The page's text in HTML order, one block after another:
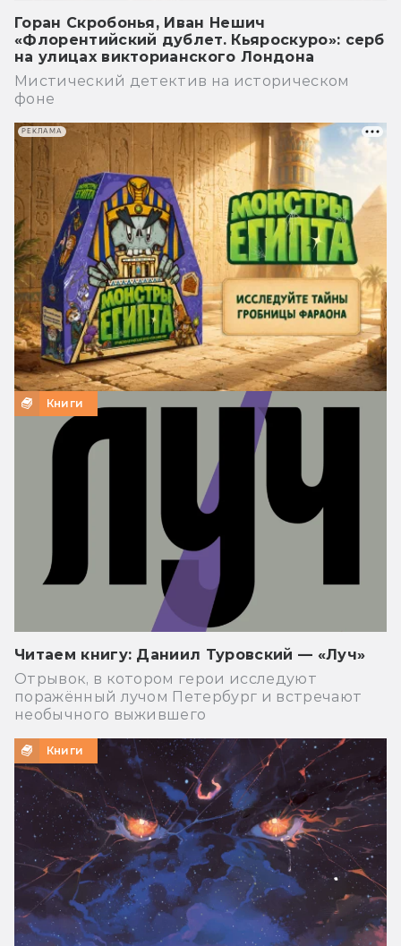
Горан Скробонья, Иван Нешич
«Флорентийский дублет. Кьяроскуро»: серб
на улицах викторианского Лондона
Мистический детектив на историческом
фоне
Книги
Читаем книгу: Даниил Туровский — «Луч»
Отрывок, в котором герои исследуют
поражённый лучом Петербург и встречают
необычного выжившего
Книги
РЕКЛАМА